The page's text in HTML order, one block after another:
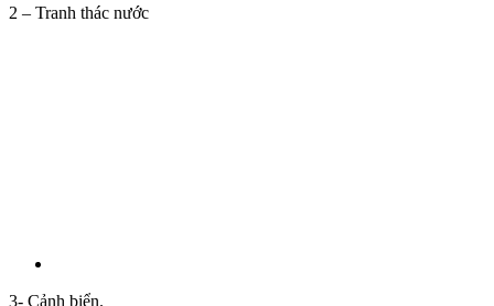
2 – Tranh thác nước
3- Cảnh biển.